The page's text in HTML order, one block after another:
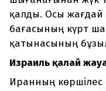
қалды. Осы
бағасының күрт
қатынасының
Израиль қалай
Иранның көршілес